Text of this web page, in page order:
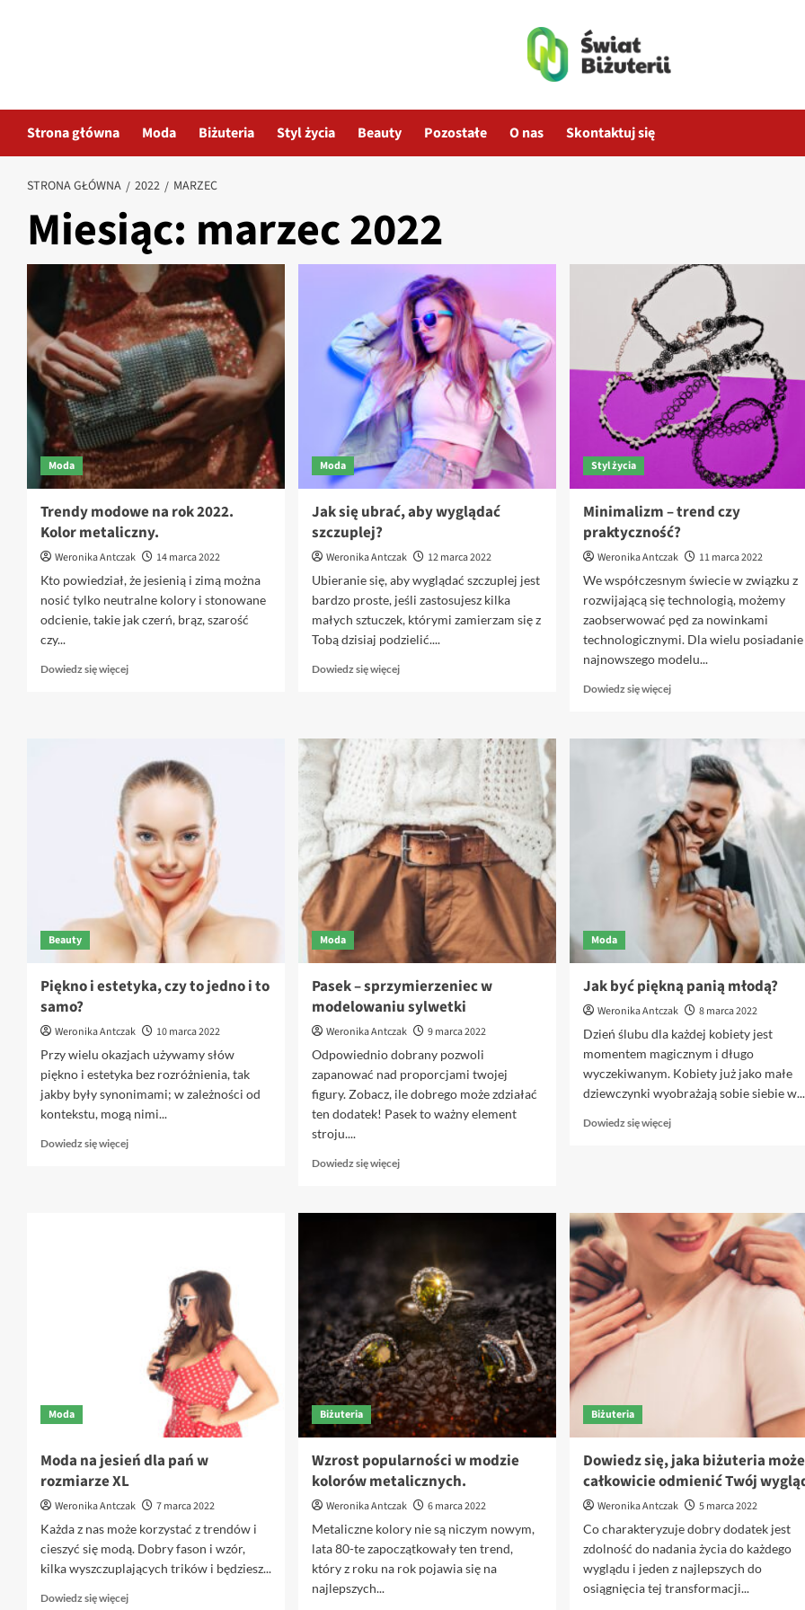
Strona główna Moda Biżuteria Styl życia Beauty Pozostałe O nas Skontaktuj się
STRONA GŁÓWNA 2022 MARZEC
Miesiąc: marzec 2022
Moda
Trendy modowe na rok 2022.
Kolor metaliczny.
Weronika Antczak
14 marca 2022
Kto powiedział, że jesienią i zimą można
nosić tylko neutralne kolory i stonowane
odcienie, takie jak czerń, brąz, szarość
czy...
Dowiedz się więcejDowiedz
na
rok
2022.
Kolor
metaliczny.
Moda
Jak się ubrać, aby wyglądać
szczuplej?
Weronika Antczak
12 marca 2022
Ubieranie się, aby wyglądać szczuplej jest
bardzo proste, jeśli zastosujesz kilka
małych sztuczek, którymi zamierzam się z
Tobą dzisiaj podzielić....
Dowiedz się więcejDowiedz
ubrać,
wyglądać
szczuplej?
Styl życia
Minimalizm – trend czy
praktyczność?
Weronika Antczak
11 marca 2022
We współczesnym świecie w związku z
rozwijającą się technologią, możemy
zaobserwować pęd za nowinkami
technologicznymi. Dla wielu posiadanie
najnowszego modelu...
Dowiedz się więcejDowiedz
Minimalizm
trend
czy
praktyczność?
Beauty
Piękno i estetyka, czy to jedno i to
samo?
Weronika Antczak
10 marca 2022
Przy wielu okazjach używamy słów
piękno i estetyka bez rozróżnienia, tak
jakby były synonimami; w zależności od
kontekstu, mogą nimi...
Dowiedz się więcejDowiedz
Moda
Pasek – sprzymierzeniec w
modelowaniu sylwetki
Weronika Antczak
9 marca 2022
Odpowiednio dobrany pozwoli
zapanować nad proporcjami twojej
figury. Zobacz, ile dobrego może zdziałać
ten dodatek! Pasek to ważny element
stroju....
Dowiedz się więcejDowiedz
o
sprzymierzeniec
w
modelowaniu
sylwetki
Moda
Jak być piękną panią młodą?
Weronika Antczak
8 marca 2022
Dzień ślubu dla każdej kobiety jest
momentem magicznym i długo
wyczekiwanym. Kobiety już jako małe
dziewczynki wyobrażają sobie siebie w...
Dowiedz się więcejDowiedz
piękną
panią
młodą?
Moda
Moda na jesień dla pań w
rozmiarze XL
Weronika Antczak
7 marca 2022
Każda z nas może korzystać z trendów i
cieszyć się modą. Dobry fason i wzór,
kilka wyszczuplających trików i będziesz...
Dowiedz się więcejDowiedz
Biżuteria
Wzrost popularności w modzie
kolorów metalicznych.
Weronika Antczak
6 marca 2022
Metaliczne kolory nie są niczym nowym,
lata 80-te zapoczątkowały ten trend,
który z roku na rok pojawia się na
najlepszych...
Biżuteria
Dowiedz się, jaka biżuteria może
całkowicie odmienić Twój
Weronika Antczak
5 marca 2022
Co charakteryzuje dobry dodatek jest
zdolność do nadania życia do każdego
wyglądu i jeden z najlepszych do
osiągnięcia tej transformacji...
Biżuteria Kamienie szlachetne Pierścionki
Pierścionki z akwamarynem: piękno i
elegancja w jednym
Weronika Antczak
4 grudnia 2025
Akwamaryn - kamień, który swoim błękitem
na myśl spokojne morskie fale i bezchmurne niebo.
Kiedy pierwszy raz zobaczyłam pierścionek z tym
kamieniem, poczułam niesamowitą...
z
akwamarynem:
piękno
i
elegancja
w
jednym